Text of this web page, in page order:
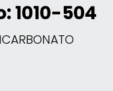
1010-504